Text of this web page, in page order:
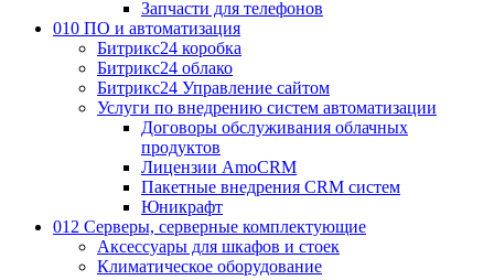
Запчасти для телефонов
010 ПО и автоматизация
Битрикс24 коробка
Битрикс24 облако
Битрикс24 Управление сайтом
Услуги по внедрению систем автоматизации
Договоры обслуживания облачных
продуктов
Лицензии AmoCRM
Пакетные внедрения CRM систем
Юникрафт
012 Серверы, серверные комплектующие
Аксессуары для шкафов и стоек
Климатическое оборудование